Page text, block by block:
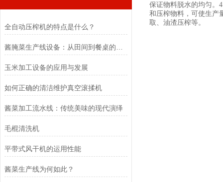
全自动压榨机的特点是什么？
玉米加工设备的应用与发展
如何正确的清洁维护真空滚揉机
酱菜加工流水线：传统美味的现代演绎
毛棍清洗机
平带式风干机的运用性能
酱菜生产线为何如此？
保证物料脱水的均匀。
和压榨物料，可使生产
取、油渣压榨等。